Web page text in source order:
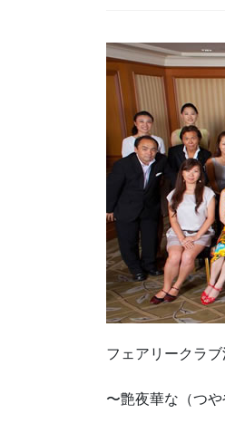
フェアリークラ
〜艶夜華な（つ